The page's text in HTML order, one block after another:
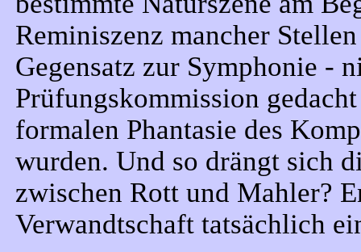
Reminiszenz mancher
Gegensatz zur Symphonie -
Prüfungskommission
formalen Phantasie des
wurden. Und so drängt sich
zwischen Rott und Mahler?
Verwandtschaft tatsächlich